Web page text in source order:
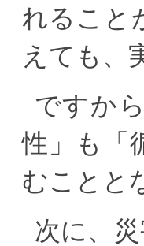
れること
えても、
ですか
性」も「
むことと
次に、